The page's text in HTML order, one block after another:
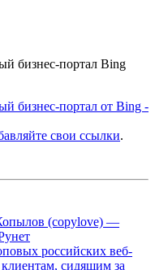
бизнес-портал Bing
бизнес-портал от Bing -
свои ссылки.
(copylove) —
российских веб-
сидящим за